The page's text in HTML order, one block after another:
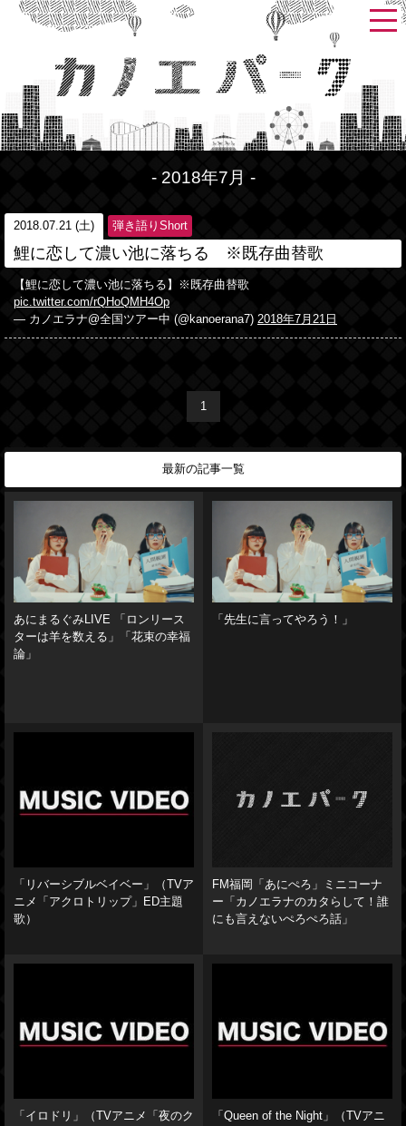
- 2018年7月 -
2018.07.21 (土) 弾き語りShort
鯉に恋して濃い池に落ちる ※既存曲替歌
【鯉に恋して濃い池に落ちる】※既存曲替歌
pic.twitter.com/rQHoQMH4Op
— カノエラナ@全国ツアー中 (@kanoerana7) 2018年7月21日
1
最新の記事一覧
あにまるぐみLIVE 「ロンリース
ターは羊を数える」「花束の幸福
論」
「先生に言ってやろう！」
「リバーシブルベイベー」（TVア
ニメ「アクロトリップ」ED主題
歌）
FM福岡「あにぺろ」ミニコーナ
ー「カノエラナのカタらして！誰
にも言えないぺろぺろ話」
「イロドリ」（TVアニメ「夜のク
「Queen of the Night」（TVアニ